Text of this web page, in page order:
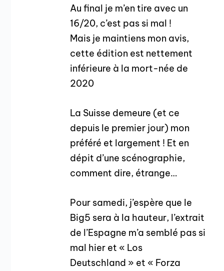
Au final je m’en tire avec un
16/20, c’est pas si mal !
Mais je maintiens mon avis,
cette édition est nettement
inférieure à la mort-née de
2020
La Suisse demeure (et ce
depuis le premier jour) mon
préféré et largement ! Et en
dépit d’une scénographie,
comment dire, étrange…
Pour samedi, j’espère que le
Big5 sera à la hauteur, l’extrait
de l’Espagne m’a semblé pas si
mal hier et « Los
Deutschland » et « Forza